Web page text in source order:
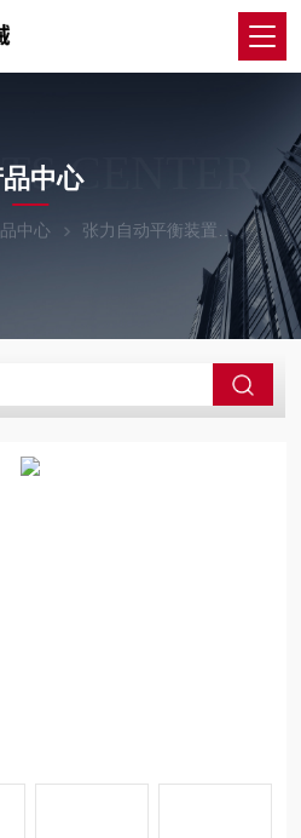
CENTER
中心
中心 张力自动平衡装置 平衡